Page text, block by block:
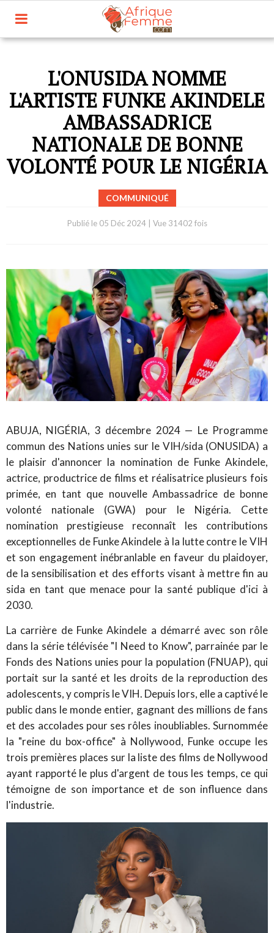
L'ONUSIDA NOMME
L'ARTISTE FUNKE AKINDELE
AMBASSADRICE
NATIONALE DE BONNE
VOLONTÉ POUR LE NIGÉRIA
COMMUNIQUÉ
Publié le 05 Déc 2024| Vue 31402 fois
ABUJA, NIGÉRIA, 3 décembre 2024 — Le Programme
commun des Nations unies sur le VIH/sida (ONUSIDA) a
le plaisir d'annoncer la nomination de Funke Akindele,
actrice, productrice de films et réalisatrice plusieurs fois
primée, en tant que nouvelle Ambassadrice de bonne
volonté nationale (GWA) pour le Nigéria. Cette
nomination prestigieuse reconnaît les contributions
exceptionnelles de Funke Akindele à la lutte contre le VIH
et son engagement inébranlable en faveur du plaidoyer,
de la sensibilisation et des efforts visant à mettre fin au
sida en tant que menace pour la santé publique d'ici à
2030.
La carrière de Funke Akindele a démarré avec son rôle
dans la série télévisée "I Need to Know", parrainée par le
Fonds des Nations unies pour la population (FNUAP), qui
portait sur la santé et les droits de la reproduction des
adolescents, y compris le VIH. Depuis lors, elle a captivé le
public dans le monde entier, gagnant des millions de fans
et des accolades pour ses rôles inoubliables. Surnommée
la "reine du box-office" à Nollywood, Funke occupe les
trois premières places sur la liste des films de Nollywood
ayant rapporté le plus d'argent de tous les temps, ce qui
témoigne de son importance et de son influence dans
l'industrie.